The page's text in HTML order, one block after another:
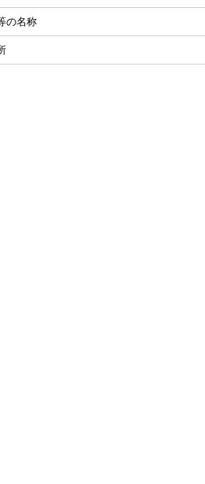
の名称